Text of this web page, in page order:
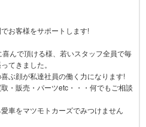
お客様をサポートします!
んで頂ける様、若いスタッフ全員で毎
てきました。
ぶ顔が私達社員の働く力になります!
・販売・パーツetc・・・何でもご相談
車をマツモトカーズでみつけません